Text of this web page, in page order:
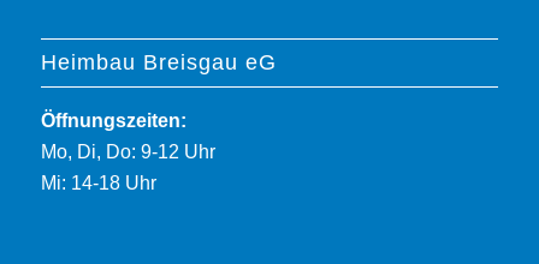
Heimbau Breisgau eG
Öffnungszeiten:
Mo, Di, Do: 9-12 Uhr
Mi: 14-18 Uhr